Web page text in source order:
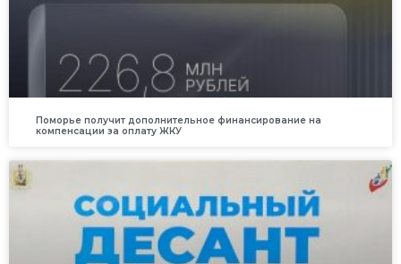
Поморье получит дополнительное финансирование на
компенсации за оплату ЖКУ